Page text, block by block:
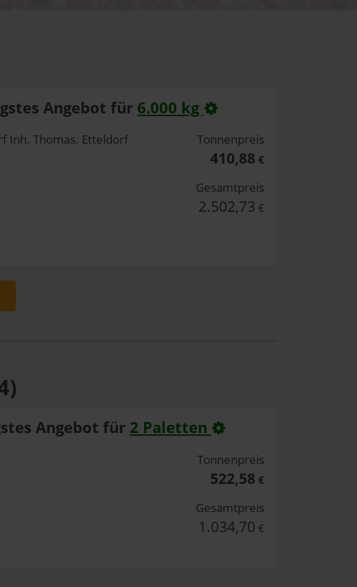
Angebot für 6.000 kg
Inh. Thomas. Etteldorf
Tonnenpreis
410,88 €
Gesamtpreis
2.502,73 €
Angebot für 2 Paletten
Tonnenpreis
522,58 €
Gesamtpreis
1.034,70 €